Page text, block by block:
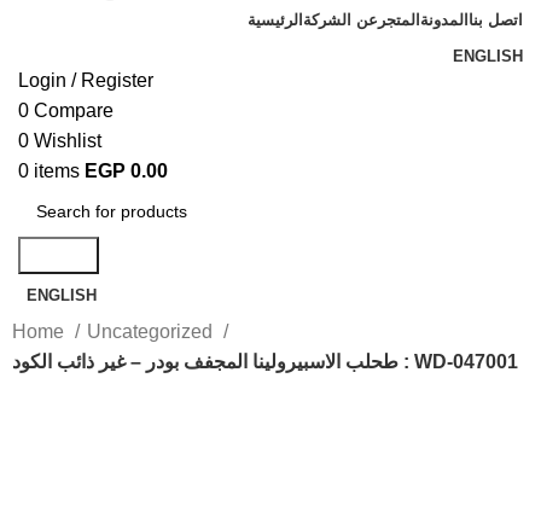
الرئيسية عن الشركة المتجر المدونة اتصل بنا
ENGLISH
Login / Register
0 Compare
0 Wishlist
0 items EGP 0.00
ENGLISH
Home
Uncategorized
طحلب الاسبيرولينا المجفف بودر – غير ذائب الكود : WD-047001